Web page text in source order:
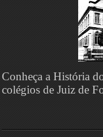
Conheça a História
colégios de Juiz de